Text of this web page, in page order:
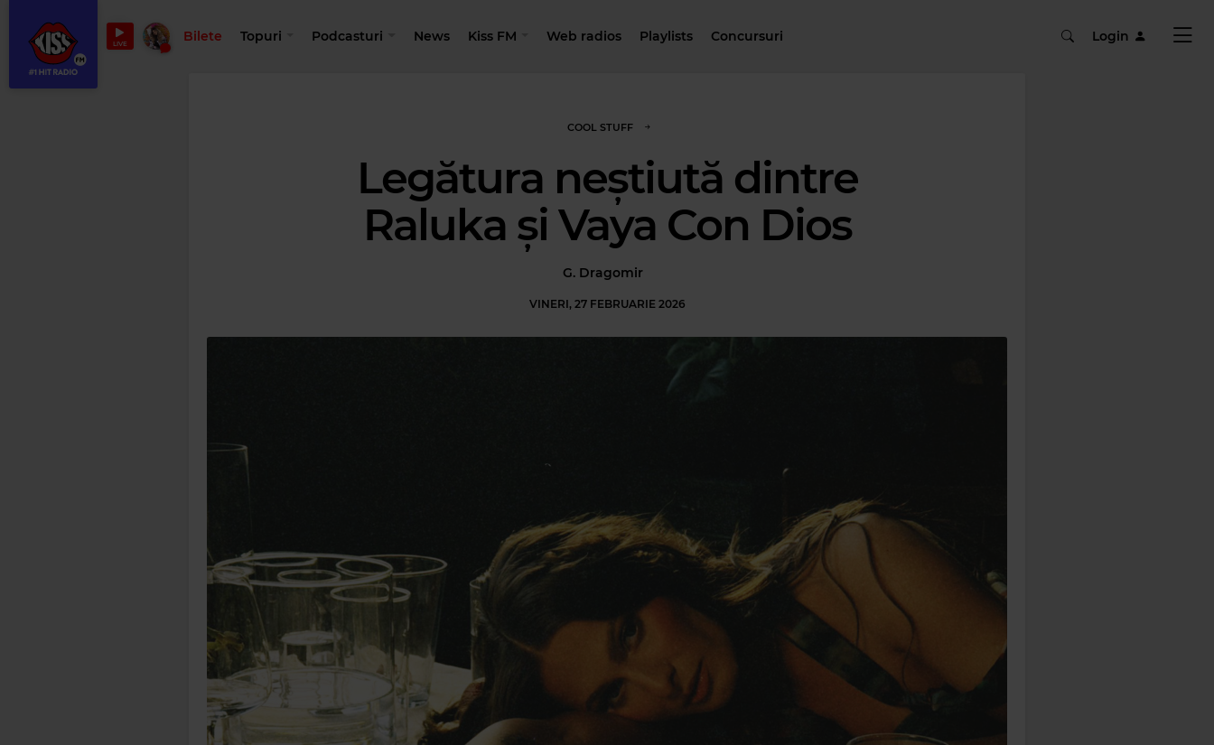
LIVE Bilete Topuri Podcasturi News Kiss FM Web radios Playlists Concursuri Login
COOL STUFF
Legătura neștiută dintre
Raluka și Vaya Con Dios
G. Dragomir
VINERI, 27 FEBRUARIE 2026